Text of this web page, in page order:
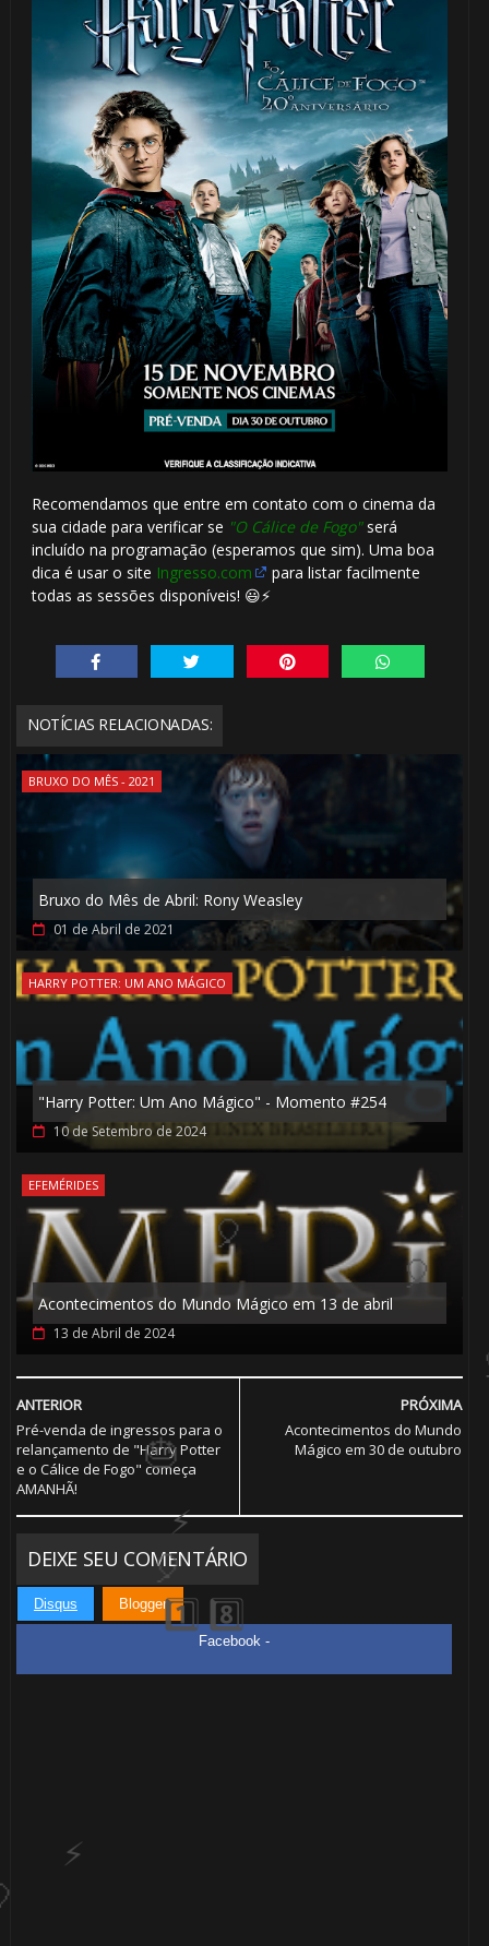
Recomendamos que entre em contato com o cinema da
sua cidade para verificar se "O Cálice de Fogo"será
incluído na programação (esperamos que sim). Uma boa
dica é usar o site Ingresso.com
para listar facilmente
todas as sessões disponíveis! 😃⚡
NOTÍCIAS RELACIONADAS:
BRUXO DO MÊS - 2021
Bruxo do Mês de Abril: Rony Weasley
01 de Abril de 2021
HARRY POTTER: UM ANO MÁGICO
"Harry Potter: Um Ano Mágico" - Momento #254
10 de Setembro de 2024
EFEMÉRIDES
Acontecimentos do Mundo Mágico em 13 de abril
13 de Abril de 2024
PRÓXIMA
Acontecimentos do Mundo
Mágico em 30 de outubro
ANTERIOR
Pré-venda de ingressos para o
relançamento de "Harry Potter
e o Cálice de Fogo" começa
AMANHÃ!
DEIXE SEU COMENTÁRIO
Disqus Blogger
Facebook -
🎈
🎂
🎂
1️⃣ 8️⃣
🎈
🎈
1️⃣
8️⃣
⚡
⚡
🎈
1️⃣ 8️⃣